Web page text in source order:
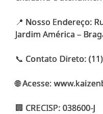
📍 Nosso Endereço:
Jardim América –
📞 Contato Direto:
🌐 Acesse:
🏢 CRECISP: 038600-J